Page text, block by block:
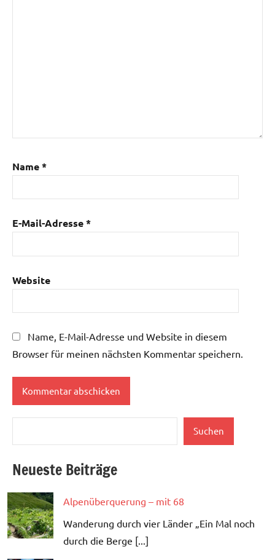
Name*
E-Mail-Adresse*
Website
Name, E-Mail-Adresse und Website in diesem
Browser für meinen nächsten Kommentar speichern.
Suchen
Neueste Beiträge
Alpenüberquerung – mit 68
Wanderung durch vier Länder „Ein Mal noch
durch die Berge [...]